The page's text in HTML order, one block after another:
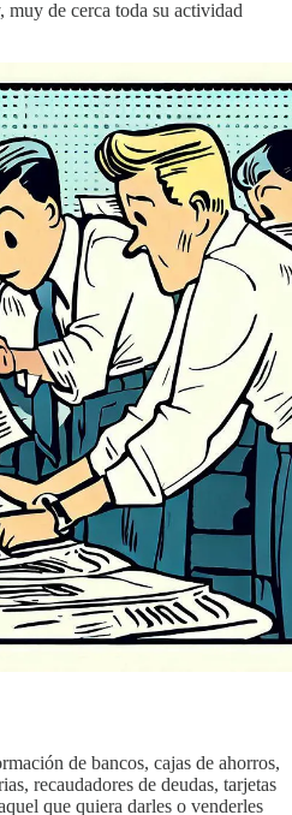
de cerca toda su actividad
de bancos, cajas de ahorros,
recaudadores de deudas, tarjetas
que quiera darles o venderles